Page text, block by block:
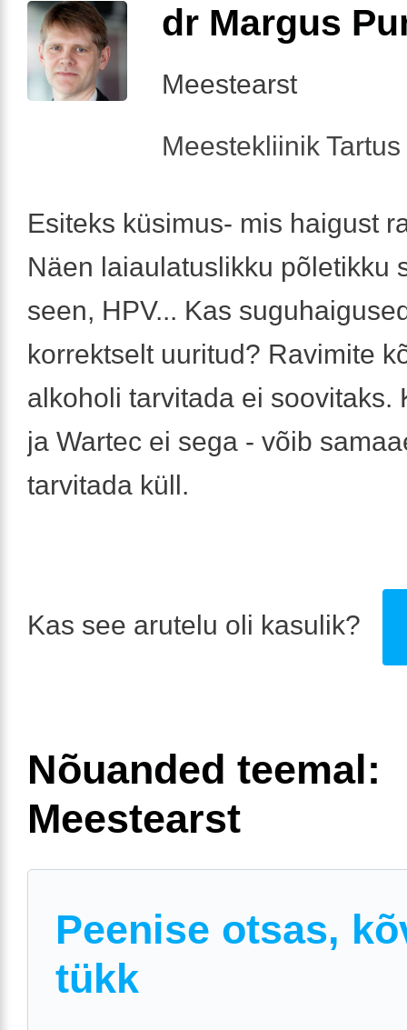
dr Margus
Meestearst
Meestekliinik
Esiteks küsimus- mis haigust
Näen laiaulatuslikku põletikku
seen, HPV... Kas
korrektselt uuritud? Ravimite
alkoholi tarvitada ei soovitaks.
ja Wartec ei sega - võib
tarvitada küll.
Kas see arutelu oli kasulik?
Nõuanded teemal:
Meestearst
Peenise otsas,
tükk